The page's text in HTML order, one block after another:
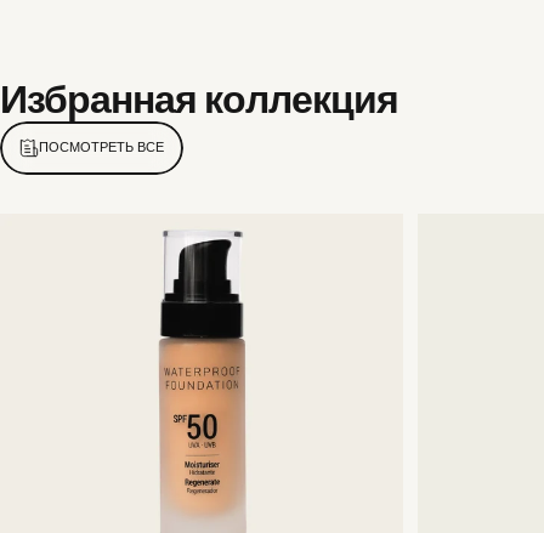
Избранная коллекция
ПОСМОТРЕТЬ ВСЕ